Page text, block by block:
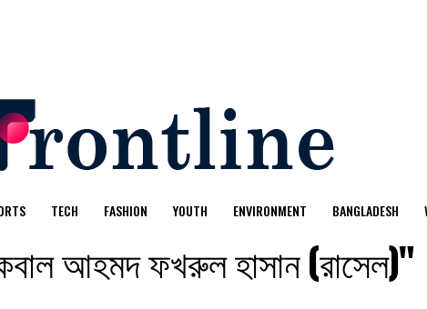
TECH FASHION YOUTH ENVIRONMENT BANGLADESH
আহমদ ফখরুল হাসান (রাসেল)"